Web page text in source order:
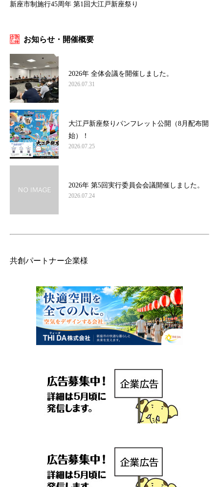
新座市制施行45周年 第1回大江戸新座祭り
お知らせ・開催概要
2026年 全体会議を開催しました。
2026.07.31
大江戸新座祭りパンフレット公開（8月配布開
始）！
2026.07.25
2026年 第5回実行委員会会議開催しました。
2026.07.24
共創パートナー企業様